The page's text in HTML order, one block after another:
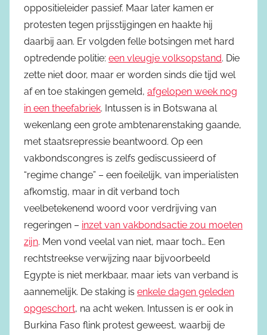
oppositieleider passief. Maar later kamen er
protesten tegen prijsstijgingen en haakte hij
daarbij aan. Er volgden felle botsingen met hard
optredende politie: een vleugje volksopstand. Die
zette niet door, maar er worden sinds die tijd wel
af en toe stakingen gemeld, afgelopen week nog
in een theefabriek. Intussen is in Botswana al
wekenlang een grote ambtenarenstaking gaande,
met staatsrepressie beantwoord. Op een
vakbondscongres is zelfs gediscussieerd of
“regime change” – een foeilelijk, van imperialisten
afkomstig, maar in dit verband toch
veelbetekenend woord voor verdrijving van
regeringen – inzet van vakbondsactie zou moeten
zijn. Men vond veelal van niet, maar toch… Een
rechtstreekse verwijzing naar bijvoorbeeld
Egypte is niet merkbaar, maar iets van verband is
aannemelijk. De staking is enkele dagen geleden
opgeschort, na acht weken. Intussen is er ook in
Burkina Faso flink protest geweest, waarbij de